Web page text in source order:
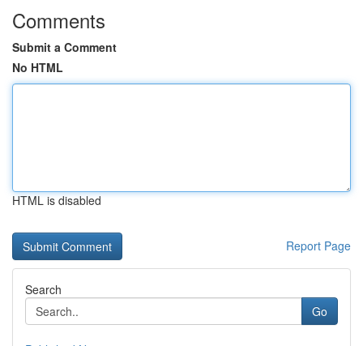
Comments
Submit a Comment
No HTML
HTML is disabled
Report Page
Search
Go